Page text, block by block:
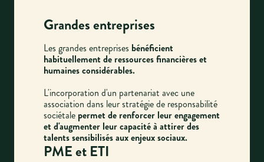
Grandes entreprises
Les grandes entreprises bénéficient
habituellement de ressources financières et
humaines considérables.
L'incorporation d'un partenariat avec une
association dans leur stratégie de responsabilité
sociétale permet de renforcer leur engagement
et d'augmenter leur capacité à attirer des
talents sensibilisés aux enjeux sociaux.
PME et ETI